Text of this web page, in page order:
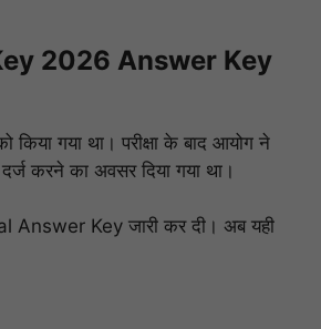
2026 Answer Key
गया था। परीक्षा के बाद आयोग ने
करने का अवसर दिया गया था।
Answer Key जारी कर दी। अब यही